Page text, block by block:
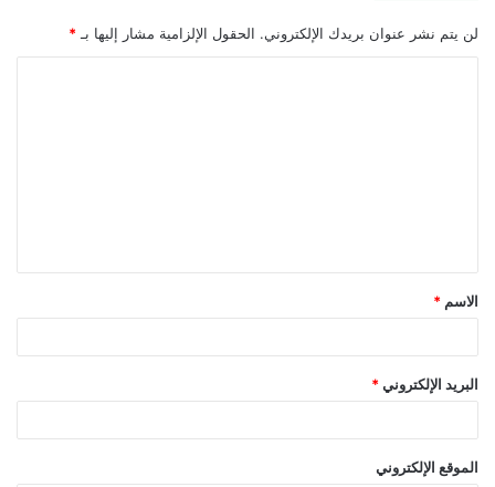
لن يتم نشر عنوان بريدك الإلكتروني. الحقول الإلزامية مشار إليها بـ *
ق
*
الاسم *
البريد الإلكتروني *
الموقع الإلكتروني